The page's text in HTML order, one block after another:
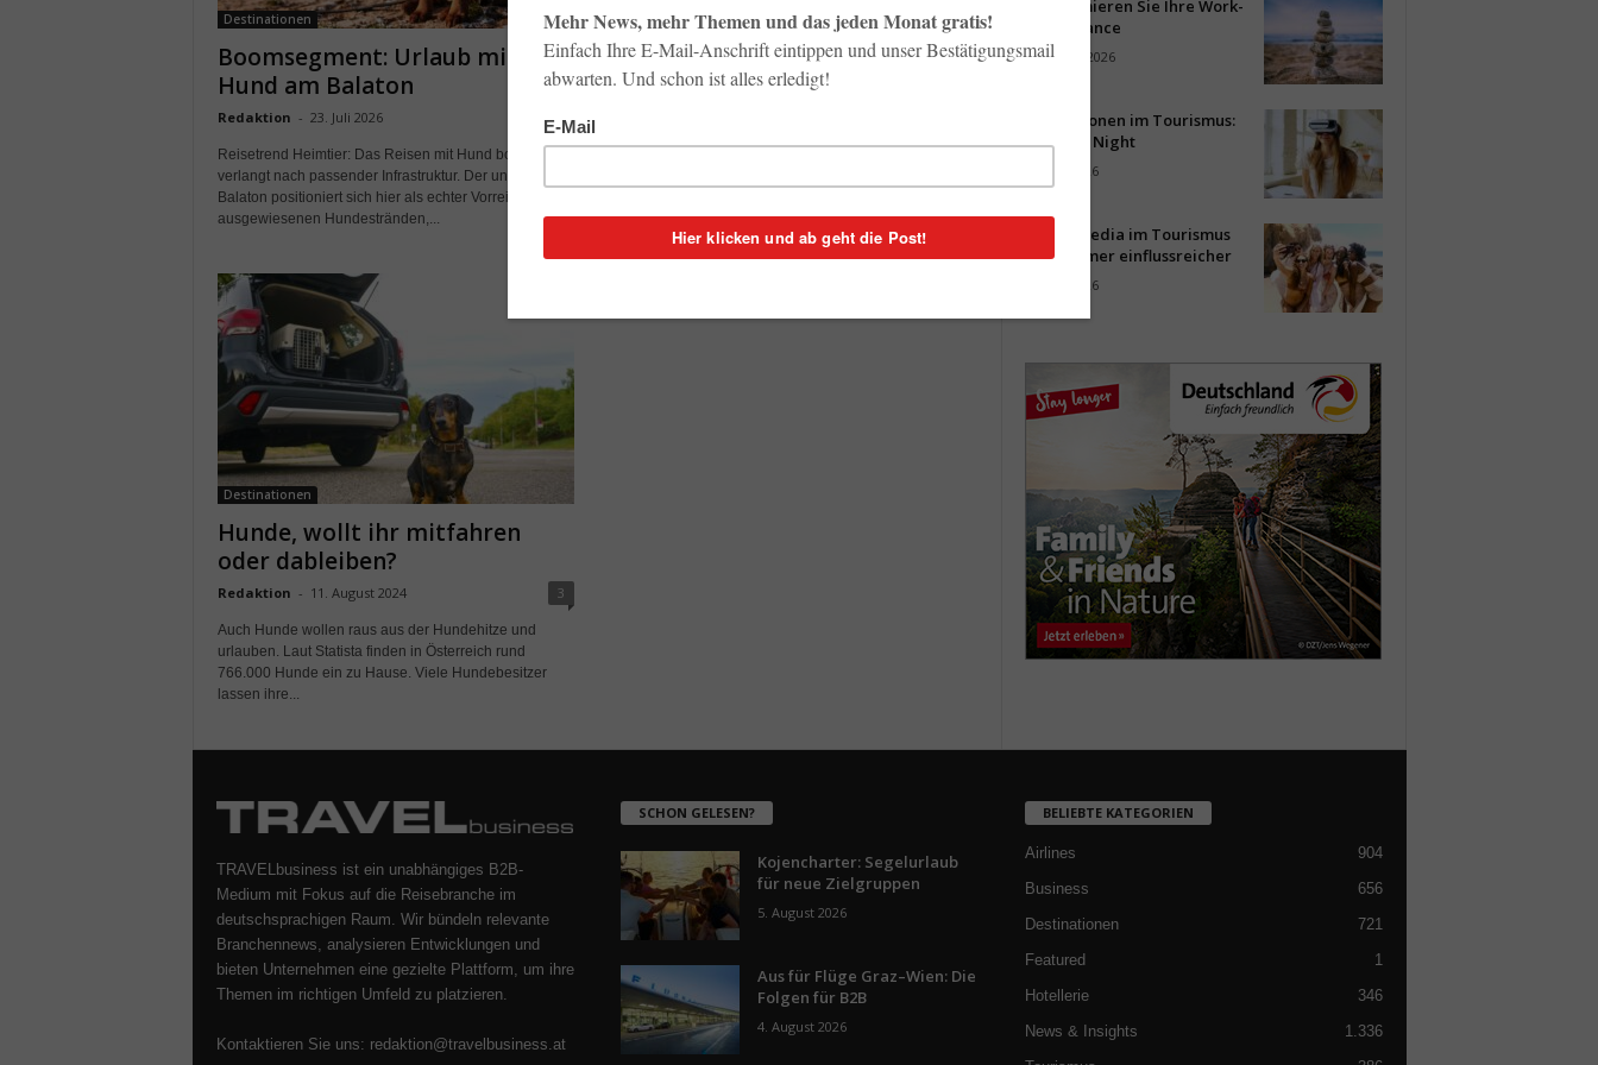
Destinationen
Boomsegment: Urlaub mit
Hund am Balaton
Redaktion - 23. Juli 2026 0
Reisetrend Heimtier: Das Reisen mit Hund boomt und
verlangt nach passender Infrastruktur. Der ungarische
Balaton positioniert sich hier als echter Vorreiter: Mit
ausgewiesenen Hundestränden,...
Destinationen
Urlaub mit Hund: Beste
Reiseziele in Europa!
Urlaub...
Destinationen
Hunde, wollt ihr mitfahren
oder dableiben?
Redaktion - 11. August 2024 3
Auch Hunde wollen raus aus der Hundehitze und
urlauben. Laut Statista finden in Österreich rund
766.000 Hunde ein zu Hause. Viele Hundebesitzer
lassen ihre...
So optimieren Sie Ihre Work-
Life-Balance
3. August 2026
Innovationen im Tourismus:
Start-up Night
31. Juli 2026
Social Media im Tourismus
wird immer einflussreicher
30. Juli 2026
TRAVELbusiness ist ein unabhängiges B2B-
Medium mit Fokus auf die Reisebranche im
deutschsprachigen Raum. Wir bündeln relevante
Branchennews, analysieren Entwicklungen und
bieten Unternehmen eine gezielte Plattform, um ihre
Themen im richtigen Umfeld zu platzieren.
Kontaktieren Sie uns: redaktion@travelbusiness.at
SCHON GELESEN?
Kojencharter: Segelurlaub
für neue Zielgruppen
5. August 2026
Aus für Flüge Graz–Wien: Die
Folgen für B2B
4. August 2026
BELIEBTE KATEGORIEN
Airlines
904
Business
656
Destinationen
721
Featured
1
Hotellerie
346
News & Insights
1.336